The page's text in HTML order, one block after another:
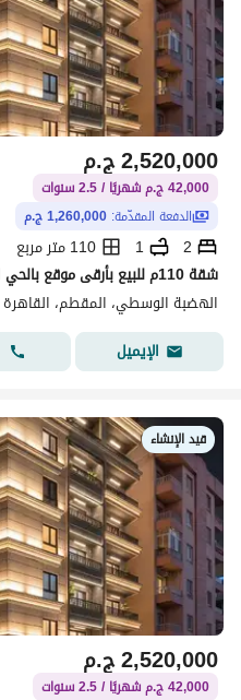
ج.م2,520,000
42,000 ج.م شهريًا / 2.5 سنوات
الدفعة المقدّمة: 1,260,000 ج.م
2
1
110 متر مربع
الهضبة الوسطي، المقطم، القاهرة
الإيميل
قيد الإنشاء
ج.م2,520,000
42,000 ج.م شهريًا / 2.5 سنوات